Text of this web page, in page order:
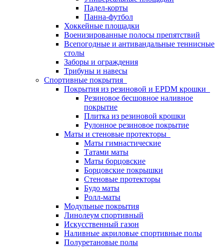
Падел-корты
Панна-футбол
Хоккейные площадки
Военизированные полосы препятствий
Всепогодные и антивандальные теннисные
столы
Заборы и ограждения
Трибуны и навесы
Спортивные покрытия
Покрытия из резиновой и EPDM крошки
Резиновое бесшовное наливное
покрытие
Плитка из резиновой крошки
Рулонное резиновое покрытие
Маты и стеновые протекторы
Маты гимнастические
Татами маты
Маты борцовские
Борцовские покрышки
Стеновые протекторы
Будо маты
Ролл-маты
Модульные покрытия
Линолеум спортивный
Искусственный газон
Наливные акриловые спортивные полы
Полуретановые полы